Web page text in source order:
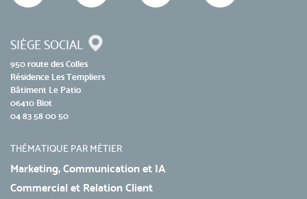
SIÈGE SOCIAL
950 route des Colles
Résidence Les Templiers
Bâtiment Le Patio
06410 Biot
04 83 58 00 50
THÉMATIQUE PAR MÉTIER
Marketing, Communication et IA
Commercial et Relation Client